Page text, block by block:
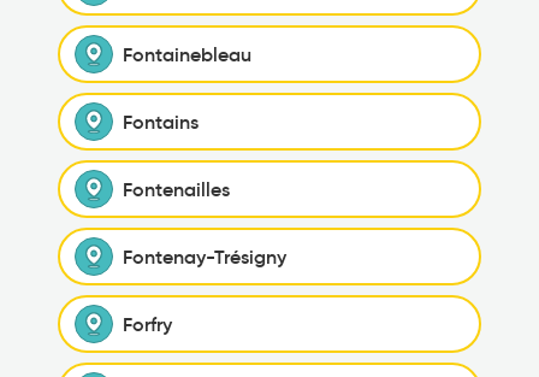
Fontainebleau
Fontains
Fontenailles
Fontenay-Trésigny
Forfry